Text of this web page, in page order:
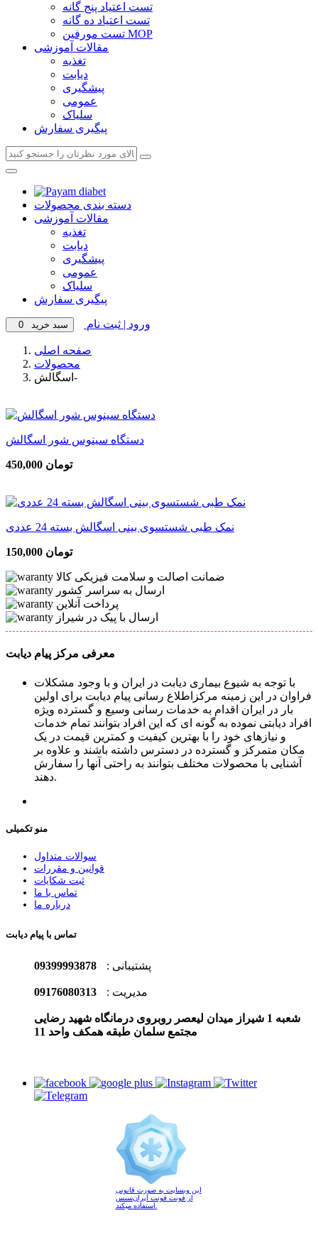
تست اعتیاد پنج گانه
تست اعتیاد ده گانه
تست مورفین MOP
مقالات آموزشی
تغذیه
دیابت
پیشگیری
عمومی
سلیاک
پیگیری سفارش
دسته بندی محصولات
مقالات آموزشی
تغذیه
دیابت
پیشگیری
عمومی
سلیاک
پیگیری سفارش
سبد خرید 0 ورود | ثبت نام
صفحه اصلی
محصولات
اسگالش-
دستگاه سینوس شور اسگالش
450,000 تومان
نمک طبی شستسوی بینی اسگالش بسته 24 عددی
150,000 تومان
ضمانت اصالت و سلامت فیزیکی کالا
ارسال به سراسر کشور
پرداخت آنلاین
ارسال با پیک در شیراز
با توجه به شیوع بیماری دیابت در ایران و با وجود مشکلات
فراوان در این زمینه مرکزاطلاع رسانی پیام دیابت برای اولین
بار در ایران اقدام به خدمات رسانی وسیع و گسترده ویژه
افراد دیابتی نموده به گونه ای که این افراد بتوانند تمام خدمات
و نیازهای خود را با بهترین کیفیت و کمترین قیمت در یک
مکان متمرکز و گسترده در دسترس داشته باشند و علاوه بر
آشنایی با محصولات مختلف بتوانند به راحتی آنها را سفارش
دهند.
منو تکمیلی
سوالات متداول
قوانین و مقررات
ثبت شکایات
تماس با ما
درباره ما
تماس با پیام دیابت
پشتیبانی : 09399993878
مدیریت : 09176080313
شعبه 1 شیراز میدان لیعصر روبروی درمانگاه شهید رضایی
مجتمع سلمان طبقه همکف واحد 11
این وبسایت به صورت قانونی
از فونت فونت ایران‌سنس